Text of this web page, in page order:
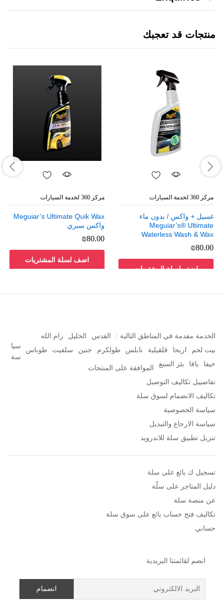
منتجات قد تعجبك
مركز 360 لخدمة السيارات
غسيل + واكس / بدون ماء
Meguiar’s® Ultimate
Waterless Wash & Wax
₪80.00
اضف لسلة المشتريات
مركز 360 لخدمة السيارات
Meguiar’s Ultimate Quik Wax
واكس سبري
₪80.00
اضف لسلة المشتريات
الخدمة مقدمة في المناطق التالية : القدس الخليل
رام الله
بيت لحم
اريحا قلقيلية نابلس طولكرم جنين سلفيت
طوباس
حيفا
يافا بئر السبع
سيا
سة
الموافقة على المنتجات
تفاصييل تكاليف التوصيل
تكاليف الانضمام لسوق سلة
سياسة الخصوصية
سياسة الارجاع والتبديل
تنزيل تطبيق سلة للاندرويد
تسجيل ك بائع على سلة
دليل المتاجر على سلّة
عن منصة سلة
تكاليف فتح حساب بائع على سوق سلة
حسابي
انضم لقائمتنا البريدية